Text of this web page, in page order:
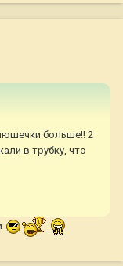
больше!! 2
в трубку, что